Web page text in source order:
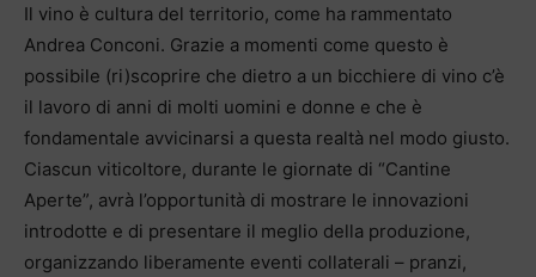
Il vino è cultura del territorio, come ha rammentato
Andrea Conconi. Grazie a momenti come questo è
possibile (ri)scoprire che dietro a un bicchiere di vino c’è
il lavoro di anni di molti uomini e donne e che è
fondamentale avvicinarsi a questa realtà nel modo giusto.
Ciascun viticoltore, durante le giornate di “Cantine
Aperte”, avrà l’opportunità di mostrare le innovazioni
introdotte e di presentare il meglio della produzione,
organizzando liberamente eventi collaterali – pranzi,